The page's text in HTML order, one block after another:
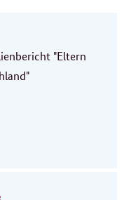
"Eltern